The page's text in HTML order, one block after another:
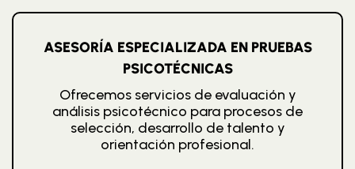
ASESORÍA ESPECIALIZADA EN PRUEBAS
PSICOTÉCNICAS
Ofrecemos servicios de evaluación y
análisis psicotécnico para procesos de
selección, desarrollo de talento y
orientación profesional.